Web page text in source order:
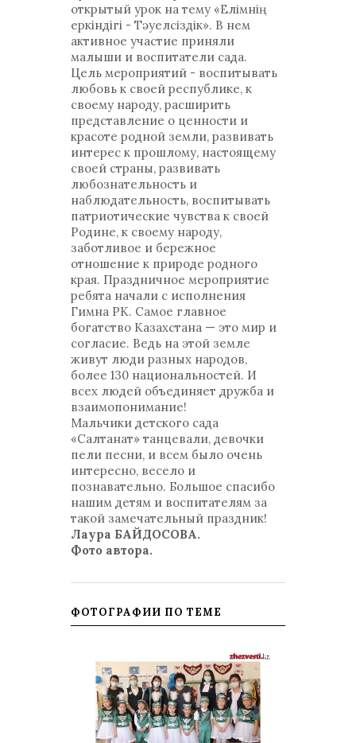
открытый урок на тему «Елімнің
еркіндігі - Тәуелсіздік». В нем
активное участие приняли
малыши и воспитатели сада.
Цель мероприятий - воспитывать
любовь к своей республике, к
своему народу, расширить
представление о ценности и
красоте родной земли, развивать
интерес к прошлому, настоящему
своей страны, развивать
любознательность и
наблюдательность, воспитывать
патриотические чувства к своей
Родине, к своему народу,
заботливое и бережное
отношение к природе родного
края. Праздничное мероприятие
ребята начали с исполнения
Гимна РК. Самое главное
богатство Казахстана — это мир и
согласие. Ведь на этой земле
живут люди разных народов,
более 130 национальностей. И
всех людей объединяет дружба и
взаимопонимание!
Мальчики детского сада
«Салтанат» танцевали, девочки
пели песни, и всем было очень
интересно, весело и
познавательно. Большое спасибо
нашим детям и воспитателям за
такой замечательный праздник!
Лаура БАЙДОСОВА.
Фото автора.
ФОТОГРАФИИ ПО ТЕМЕ